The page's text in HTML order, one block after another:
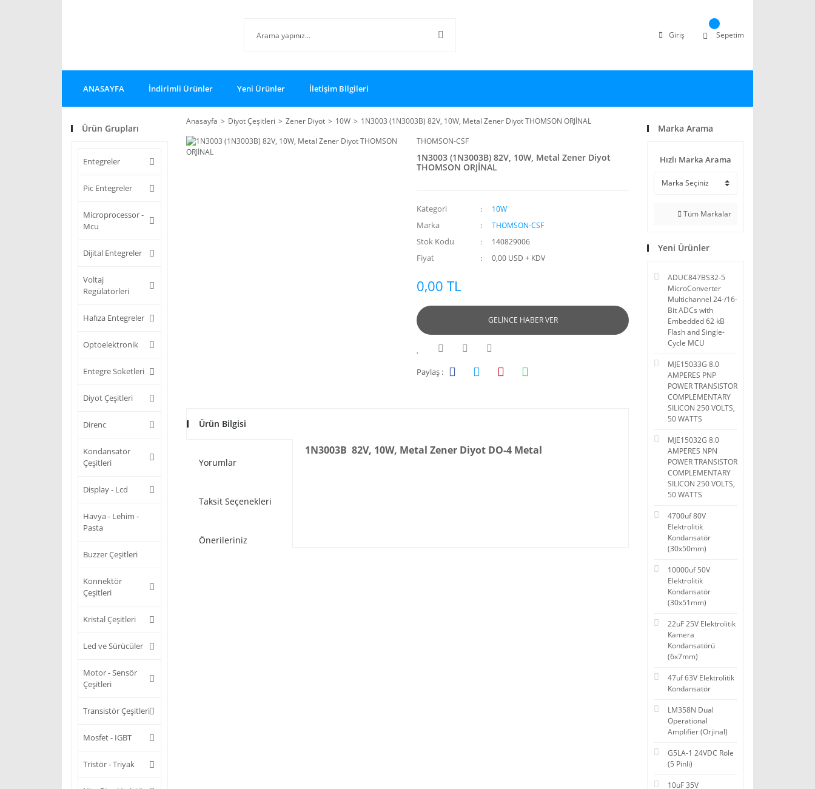
Giriş Sepetim
ANASAYFA İndirimli Ürünler Yeni Ürünler İletişim Bilgileri
Ürün Grupları
Entegreler
Pic Entegreler
Microprocessor -
Mcu
Dijital Entegreler
Voltaj
Regülatörleri
Hafıza Entegreler
Optoelektronik
Entegre Soketleri
Diyot Çeşitleri
Direnc
Kondansatör
Çeşitleri
Display - Lcd
Havya - Lehim -
Pasta
Buzzer Çeşitleri
Konnektör
Çeşitleri
Kristal Çeşitleri
Led ve Sürücüler
Motor - Sensör
Çeşitleri
Transistör Çeşitleri
Mosfet - IGBT
Tristör - Triyak
Anasayfa Diyot Çeşitleri Zener Diyot 10W
1N3003 (1N3003B) 82V, 10W, Metal Zener Diyot THOMSON ORJİNAL
THOMSON-CSF
1N3003 (1N3003B) 82V, 10W, Metal Zener Diyot
THOMSON ORJİNAL
Kategori 10W
Marka THOMSON-CSF
Stok Kodu 140829006
Fiyat 0,00 USD + KDV
0,00 TL
GELİNCE HABER VER
Paylaş :
Ürün Bilgisi
Yorumlar
Taksit Seçenekleri
Önerileriniz
1N3003B 82V, 10W, Metal Zener Diyot DO-4 Metal
Marka Arama
Hızlı Marka Arama
Tüm Markalar
Yeni Ürünler
ADUC847BS32-5
MicroConverter
Multichannel 24-/16-
Bit ADCs with
Embedded 62 kB
Flash and Single-
Cycle MCU
MJE15033G 8.0
AMPERES PNP
POWER TRANSISTOR
COMPLEMENTARY
SILICON 250 VOLTS,
50 WATTS
MJE15032G 8.0
AMPERES NPN
POWER TRANSISTOR
COMPLEMENTARY
SILICON 250 VOLTS,
50 WATTS
4700uf 80V
Elektrolitik
Kondansatör
(30x50mm)
10000uf 50V
Elektrolitik
Kondansatör
(30x51mm)
22uF 25V Elektrolitik
Kamera
Kondansatörü
(6x7mm)
47uf 63V Elektrolitik
Kondansatör
LM358N Dual
Operational
Amplifier (Orjinal)
G5LA-1 24VDC Röle
(5 Pinli)
10uF 35V